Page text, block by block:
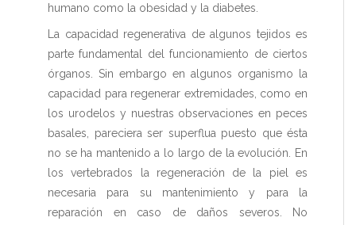
humano como la obesidad y la diabetes.
La capacidad regenerativa de algunos tejidos es
parte fundamental del funcionamiento de ciertos
órganos. Sin embargo en algunos organismo la
capacidad para regenerar extremidades, como en
los urodelos y nuestras observaciones en peces
basales, pareciera ser superflua puesto que ésta
no se ha mantenido a lo largo de la evolución. En
los vertebrados la regeneración de la piel es
necesaria para su mantenimiento y para la
reparación en caso de daños severos. No